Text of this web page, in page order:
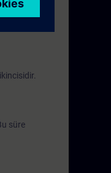
süre